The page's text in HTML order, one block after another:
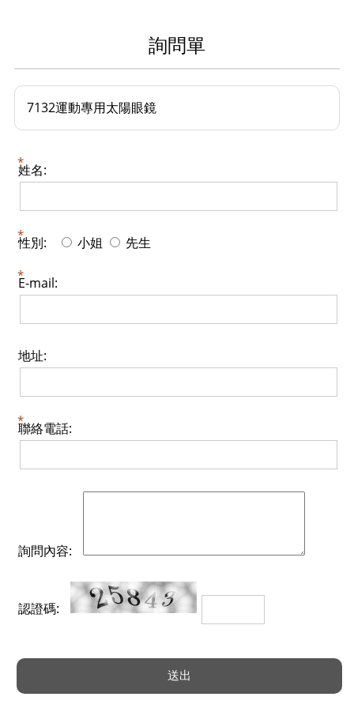
詢問單
7132運動專用太陽眼鏡
姓名:
性別: 小姐 先生
E-mail:
地址:
聯絡電話:
詢問內容:
認證碼: